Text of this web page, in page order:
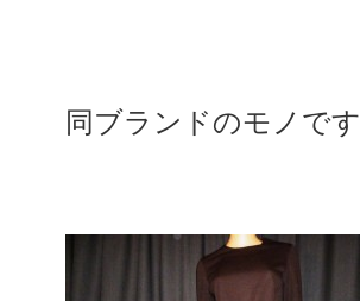
同ブランドのモノです